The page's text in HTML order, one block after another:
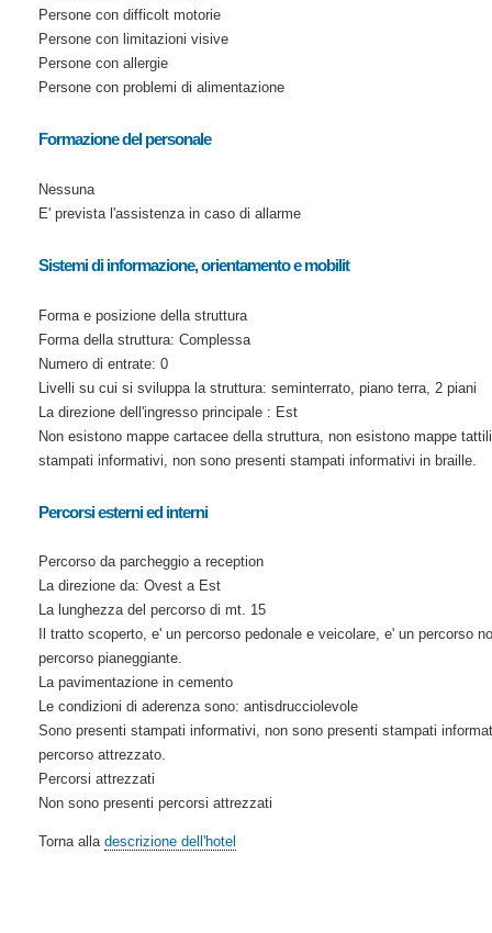
Persone con difficolt motorie
Persone con limitazioni visive
Persone con allergie
Persone con problemi di alimentazione
Formazione del personale
Nessuna
E' prevista l'assistenza in caso di allarme
Sistemi di informazione, orientamento e mobilit
Forma e posizione della struttura
Forma della struttura: Complessa
Numero di entrate: 0
Livelli su cui si sviluppa la struttura: seminterrato, piano terra, 2 piani
La direzione dell'ingresso principale : Est
Non esistono mappe cartacee della struttura, non esistono mappe
stampati informativi, non sono presenti stampati informativi in braille.
Percorsi esterni ed interni
Percorso da parcheggio a reception
La direzione da: Ovest a Est
La lunghezza del percorso di mt. 15
Il tratto scoperto, e' un percorso pedonale e veicolare, e' un percorso
percorso pianeggiante.
La pavimentazione in cemento
Le condizioni di aderenza sono: antisdrucciolevole
Sono presenti stampati informativi, non sono presenti stampati
percorso attrezzato.
Percorsi attrezzati
Non sono presenti percorsi attrezzati
Torna alla descrizione dell'hotel